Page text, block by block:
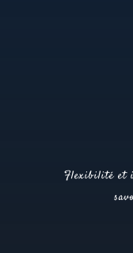
Flexibilité et